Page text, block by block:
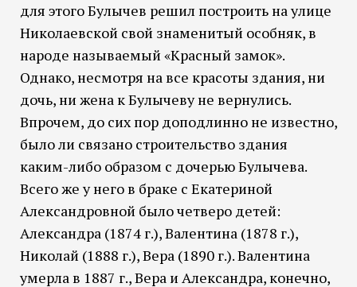
для этого Булычев решил построить на улице
Николаевской свой знаменитый особняк, в
народе называемый «Красный замок».
Однако, несмотря на все красоты здания, ни
дочь, ни жена к Булычеву не вернулись.
Впрочем, до сих пор доподлинно не известно,
было ли связано строительство здания
каким-либо образом с дочерью Булычева.
Всего же у него в браке с Екатериной
Александровной было четверо детей:
Александра (1874 г.), Валентина (1878 г.),
Николай (1888 г.), Вера (1890 г.). Валентина
умерла в 1887 г., Вера и Александра, конечно,